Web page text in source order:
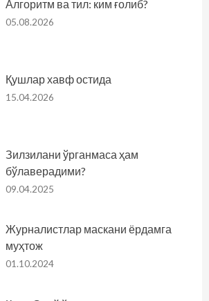
Алгоритм ва тил: ким ғолиб?
05.08.2026
Қушлар хавф остида
15.04.2026
Зилзилани ўрганмаса ҳам
бўлаверадими?
09.04.2025
Журналистлар маскани ёрдамга
муҳтож
01.10.2024